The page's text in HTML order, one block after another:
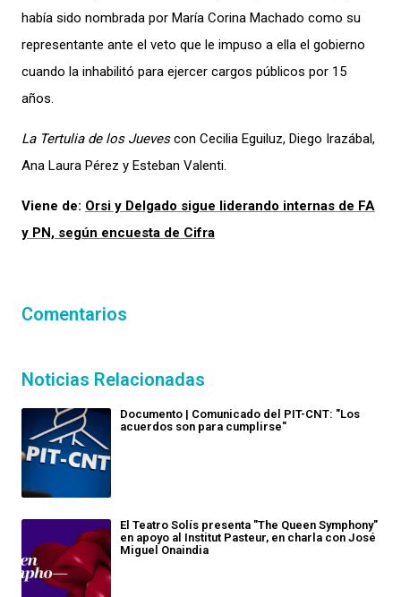
había sido nombrada por María Corina Machado como su
representante ante el veto que le impuso a ella el gobierno
cuando la inhabilitó para ejercer cargos públicos por 15
años.
La Tertulia de los Juevescon Cecilia Eguiluz, Diego Irazábal,
Ana Laura Pérez y Esteban Valenti.
Viene de: Orsi y Delgado sigue liderando internas de FA
y PN, según encuesta de Cifra
Comentarios
Noticias Relacionadas
Documento | Comunicado del PIT-CNT: "Los
acuerdos son para cumplirse"
El Teatro Solís presenta "The Queen Symphony"
en apoyo al Institut Pasteur, en charla con José
Miguel Onaindia